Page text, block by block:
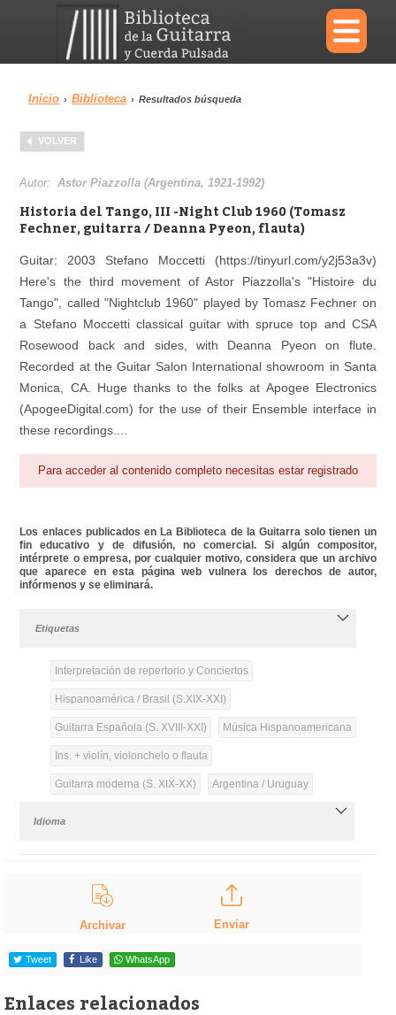
×
Menu
Biblioteca Diccionario
Reproductor
Inicio › Biblioteca › Resultados búsqueda
VOLVER
Autor:Astor Piazzolla (Argentina, 1921-1992)
Historia del Tango, III -Night Club 1960 (Tomasz
Fechner, guitarra / Deanna Pyeon, flauta)
Guitar: 2003 Stefano Moccetti (https://tinyurl.com/y2j53a3v)
Here's the third movement of Astor Piazzolla's "Histoire du
Tango", called "Nightclub 1960" played by Tomasz Fechner on
a Stefano Moccetti classical guitar with spruce top and CSA
Rosewood back and sides, with Deanna Pyeon on flute.
Recorded at the Guitar Salon International showroom in Santa
Monica, CA. Huge thanks to the folks at Apogee Electronics
(ApogeeDigital.com) for the use of their Ensemble interface in
these recordings....
Para acceder al contenido completo necesitas estar registrado
Los enlaces publicados en La Biblioteca de la Guitarra solo tienen un
fin educativo y de difusión, no comercial. Si algún compositor,
intérprete o empresa, por cualquier motivo, considera que un archivo
que aparece en esta página web vulnera los derechos de autor,
infórmenos y se eliminará.
Etiquetas
Interpretación de repertorio y Conciertos
Hispanoamérica / Brasil (S.XIX-XXI)
Guitarra Española (S. XVIII-XXI) Música Hispanoamericana
Ins. + violín, violonchelo o flauta
Guitarra moderna (S. XIX-XX) Argentina / Uruguay
Idioma
Archivar Enviar
Tweet Like WhatsApp
Enlaces relacionados